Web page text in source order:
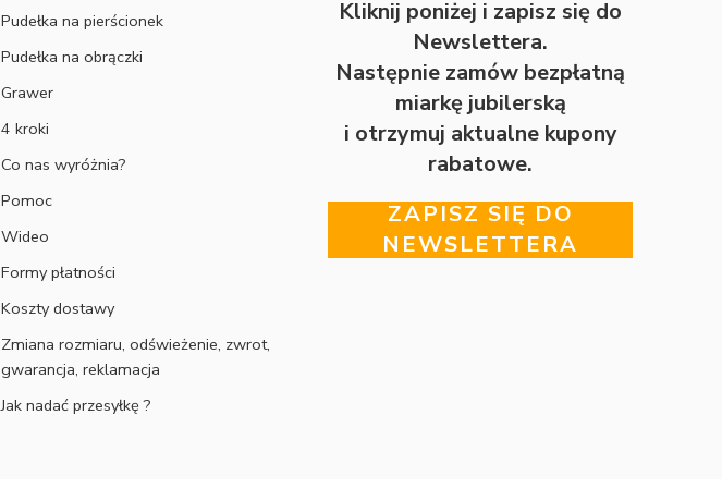
Pudełka na pierścionek
Pudełka na obrączki
Grawer
4 kroki
Co nas wyróżnia?
Pomoc
Wideo
Formy płatności
Koszty dostawy
Zmiana rozmiaru, odświeżenie, zwrot,
gwarancja, reklamacja
Jak nadać przesyłkę ?
Kliknij poniżej i zapisz się do
Newslettera.
Następnie zamów bezpłatną
miarkę jubilerską
i otrzymuj aktualne kupony
rabatowe.
ZAPISZ SIĘ DO
NEWSLETTERA